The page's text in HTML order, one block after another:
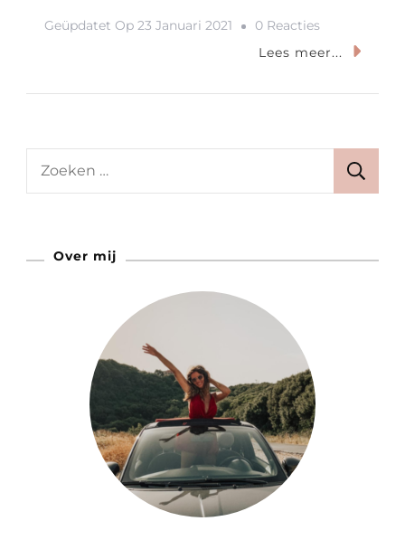
Geüpdatet Op 23 Januari 2021 0 ReactiesOp
6x
Lees meer...
Zoeken
Over mij